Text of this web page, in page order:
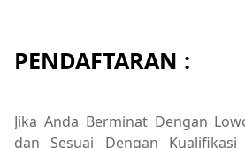
PENDAFTARAN :
Jika Anda Berminat Dengan
dan Sesuai Dengan